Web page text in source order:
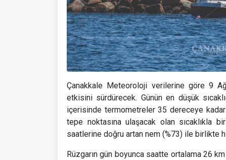
Çanakkale Meteoroloji verilerine göre 9
etkisini sürdürecek. Günün en düşük
içerisinde termometreler 35 dereceye
tepe noktasına ulaşacak olan sıcaklıkla
saatlerine doğru artan nem (%73) ile birlikte
Rüzgarın gün boyunca saatte ortalama 26